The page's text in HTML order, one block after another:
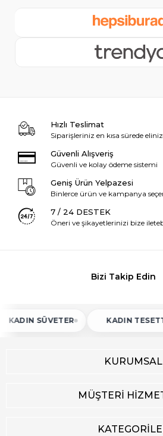
Hızlı Teslimat
Siparişleriniz en kısa sürede
Güvenli Alışveriş
Güvenli ve kolay ödeme sistemi
Geniş Ürün Yelpazesi
Binlerce ürün ve kampanya
7 / 24 DESTEK
Öneri ve şikayetlerinizi bize
Bizi Takip Edin
SÜVETER KADIN TESETTÜR
KURUMSAL
MÜŞTERİ